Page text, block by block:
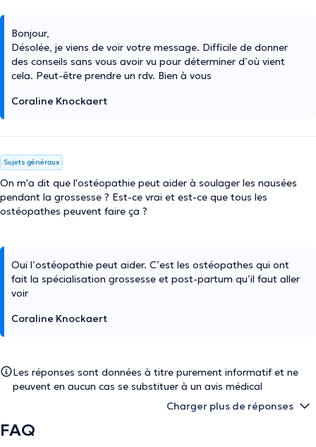
Bonjour,
Désolée, je viens de voir votre message. Difficile de donner
des conseils sans vous avoir vu pour déterminer d’où vient
cela. Peut-être prendre un rdv. Bien à vous
Coraline Knockaert
Sujets généraux
On m'a dit que l'ostéopathie peut aider à soulager les nausées
pendant la grossesse ? Est-ce vrai et est-ce que tous les
ostéopathes peuvent faire ça ?
Oui l’ostéopathie peut aider. C’est les ostéopathes qui ont
fait la spécialisation grossesse et post-partum qu’il faut aller
voir
Coraline Knockaert
Les réponses sont données à titre purement informatif et ne
peuvent en aucun cas se substituer à un avis médical
Charger plus de réponses
FAQ